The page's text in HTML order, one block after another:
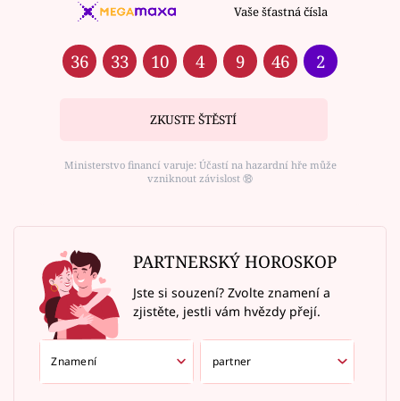
Vaše šťastná čísla
36 33 10 4 9 46 2
ZKUSTE ŠTĚSTÍ
Ministerstvo financí varuje: Účastí na hazardní hře může
vzniknout závislost ⑱
PARTNERSKÝ HOROSKOP
Jste si souzení? Zvolte znamení a
zjistěte, jestli vám hvězdy přejí.